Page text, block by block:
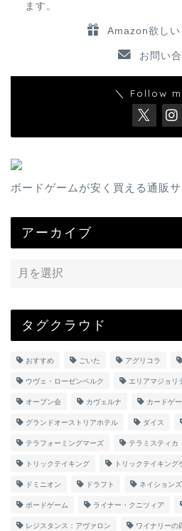
ます。
Amazon欲しい
お問い
＼ Follow
ボードゲームが安く買える通販サ
アーカイブ
タグクラウド
おすすめ ごいた アグリコラ
ウヴェ・ローゼンベルク エリアマジョリ
オープン会 カヴェルナ カードゲ
グランドオーストリアホテル ダイス
テラフォーミングマーズ テラミスティカ
トリックテイキング トリックテイキング
ドミニオン ドラフト ネイションズ
ボードゲーム ライナー・クニツィア
レジスタンス：アヴァロン ワイナリーの